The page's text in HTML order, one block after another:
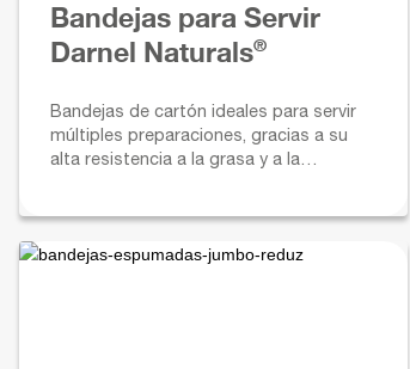
Bandejas para Servir
Darnel Naturals®
Bandejas de cartón ideales para servir
múltiples preparaciones, gracias a su
alta resistencia a la grasa y a la